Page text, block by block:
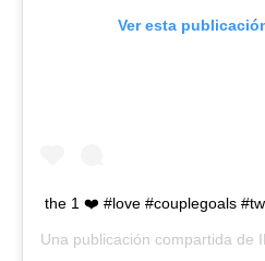
Ver esta
the 1 ❤️ #love #couplegoals
Una publicación compartida de